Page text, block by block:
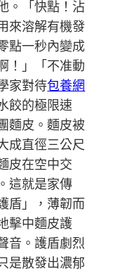
。「快點！沾
來溶解有機發
點一秒內變成
！」「不准動
家對待包養網
餃的極限速
麵皮。麵皮被
成直徑三公尺
皮在空中交
這就是家傳
盾」，薄韌而
擊中麵皮護
音。護盾劇烈
是散發出濃郁